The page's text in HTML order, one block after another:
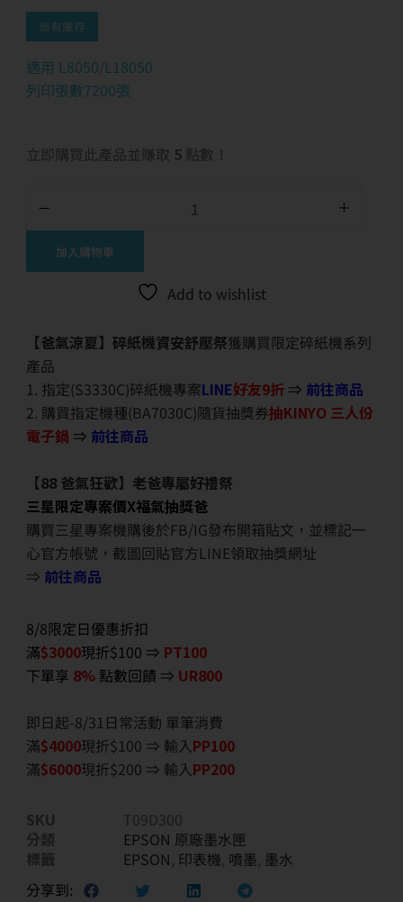
尚有庫存
適用 L8050/L18050
列印張數7200張
立即購買此產品並賺取 5 點數！
加入購物車
Add to wishlist
【爸氣涼夏】碎紙機資安舒壓祭獲購買限定碎紙機系列
產品
1. 指定(S3330C)碎紙機專案LINE好友9折 ⇒ 前往商品
2. 購買指定機種(BA7030C)隨貨抽獎券抽KINYO 三人份
電子鍋 ⇒ 前往商品
【88 爸氣狂歡】老爸專屬好禮祭
三星限定專案價X福氣抽獎爸
購買三星專案機購後於FB/IG發布開箱貼文，並標記一
心官方帳號，截圖回貼官方LINE領取抽獎網址
⇒ 前往商品
8/8限定日優惠折扣
滿$3000現折$100 ⇒ PT100
下單享 8% 點數回饋 ⇒ UR800
即日起-8/31日常活動 單筆消費
滿$4000現折$100 ⇒ 輸入PP100
滿$6000現折$200 ⇒ 輸入PP200
SKU
T09D300
分類
EPSON 原廠墨水匣
標籤
EPSON, 印表機, 噴墨, 墨水
分享到: